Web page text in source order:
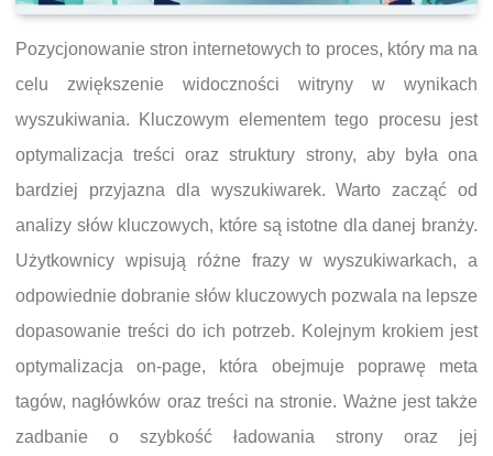
Pozycjonowanie stron internetowych to proces, który ma na
celu zwiększenie widoczności witryny w wynikach
wyszukiwania. Kluczowym elementem tego procesu jest
optymalizacja treści oraz struktury strony, aby była ona
bardziej przyjazna dla wyszukiwarek. Warto zacząć od
analizy słów kluczowych, które są istotne dla danej branży.
Użytkownicy wpisują różne frazy w wyszukiwarkach, a
odpowiednie dobranie słów kluczowych pozwala na lepsze
dopasowanie treści do ich potrzeb. Kolejnym krokiem jest
optymalizacja on-page, która obejmuje poprawę meta
tagów, nagłówków oraz treści na stronie. Ważne jest także
zadbanie o szybkość ładowania strony oraz jej